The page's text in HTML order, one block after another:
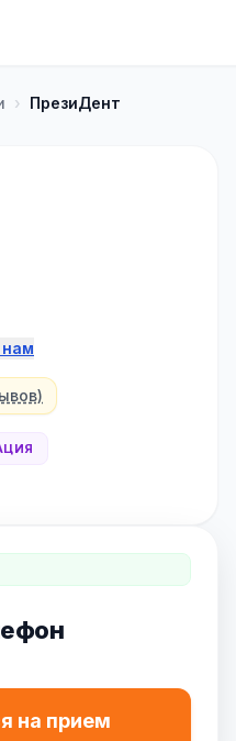
› ПрезиДент
на прием